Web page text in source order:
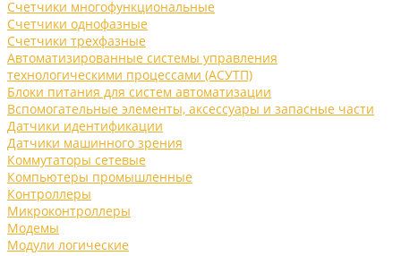
Счетчики многофункциональные
Счетчики однофазные
Счетчики трехфазные
Автоматизированные системы управления
технологическими процессами (АСУТП)
Блоки питания для систем автоматизации
Вспомогательные элементы, аксессуары и запасные части
Датчики идентификации
Датчики машинного зрения
Коммутаторы сетевые
Компьютеры промышленные
Контроллеры
Микроконтроллеры
Модемы
Модули логические